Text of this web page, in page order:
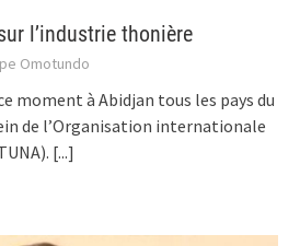
l’industrie thonière
Omotundo
moment à Abidjan tous les pays du
de l’Organisation internationale
[...]